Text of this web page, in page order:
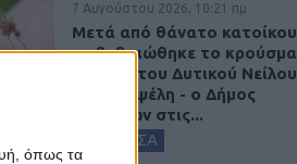
όπως τα
7 Αυγούστου 2026, 10:21 πμ
Μετά από θάνατο κατοίκου
επιβεβαιώθηκε το κρούσμα
του ιού του Δυτικού Νείλου
στην Κυψέλη - ο Δήμος
Σοφάδων στις...
ΚΑΡΔΙΤΣΑ